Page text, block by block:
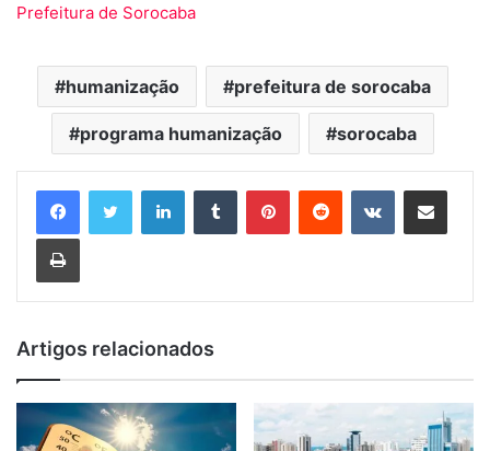
Prefeitura de Sorocaba
humanização prefeitura de sorocaba
programa humanização sorocaba
LinkedinTumblr PinterestReddit VK Compartilhar via e-mail
Imprimir
Artigos relacionados